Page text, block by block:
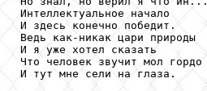
Интеллектуальное начало
И здесь конечно победит.
Ведь как-никак цари природы
И я уже хотел сказать
Что человек звучит мол гордо
И тут мне сели на глаза.